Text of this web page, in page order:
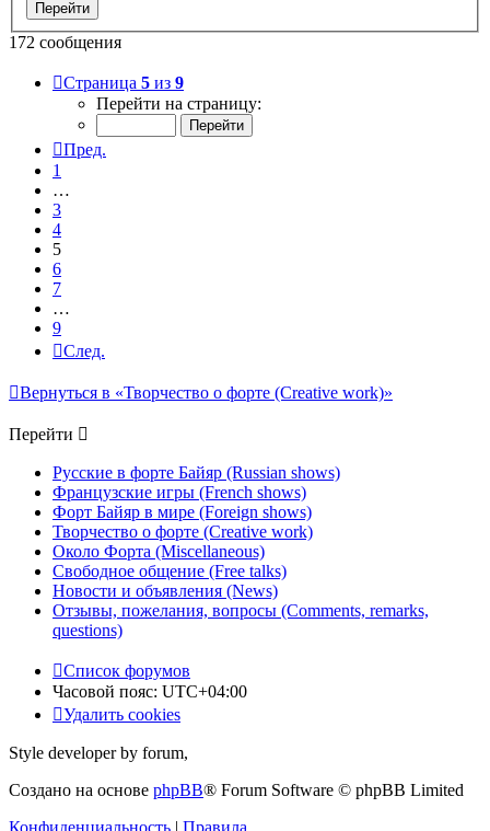
172 сообщения
Страница 5 из 9
Перейти на страницу:
Пред.
1
…
3
4
5
6
7
…
9
След.
Вернуться в «Творчество о форте (Creative work)»
Перейти
Русские в форте Байяр (Russian shows)
Французские игры (French shows)
Форт Байяр в мире (Foreign shows)
Творчество о форте (Creative work)
Около Форта (Miscellaneous)
Свободное общение (Free talks)
Новости и объявления (News)
Отзывы, пожелания, вопросы (Comments, remarks,
questions)
Список форумов
Часовой пояс: UTC+04:00
Удалить cookies
Style developer by forum,
Создано на основе phpBB® Forum Software © phpBB Limited